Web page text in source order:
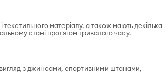
матеріалу, а також мають декілька
стані протягом тривалого часу.
з джинсами, спортивними штанами,